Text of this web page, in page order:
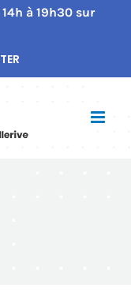
à 19h30 sur